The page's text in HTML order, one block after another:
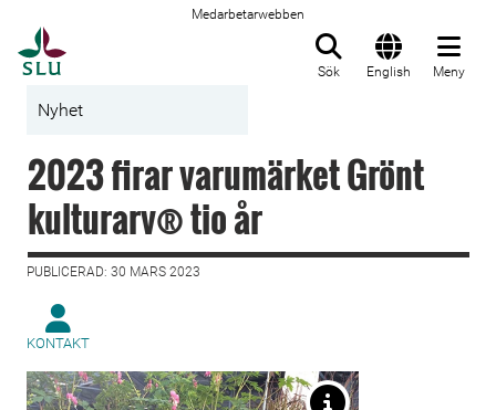
Medarbetarwebben
Sök English Meny
Nyhet
2023 firar varumärket Grönt
kulturarv® tio år
PUBLICERAD: 30 MARS 2023
KONTAKT